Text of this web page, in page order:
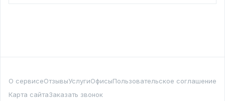
О сервисеОтзывыУслугиОфисыПользовательское соглашение
Карта сайтаЗаказать звонок